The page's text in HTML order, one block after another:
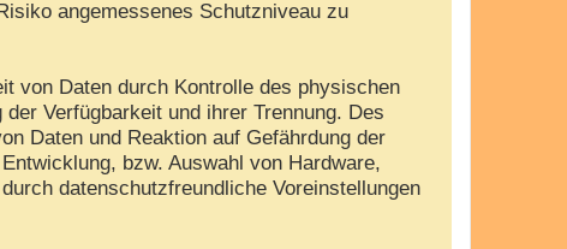
angemessenes Schutzniveau zu
von Daten durch Kontrolle des physischen
Verfügbarkeit und ihrer Trennung. Des
Daten und Reaktion auf Gefährdung der
bzw. Auswahl von Hardware,
datenschutzfreundliche Voreinstellungen